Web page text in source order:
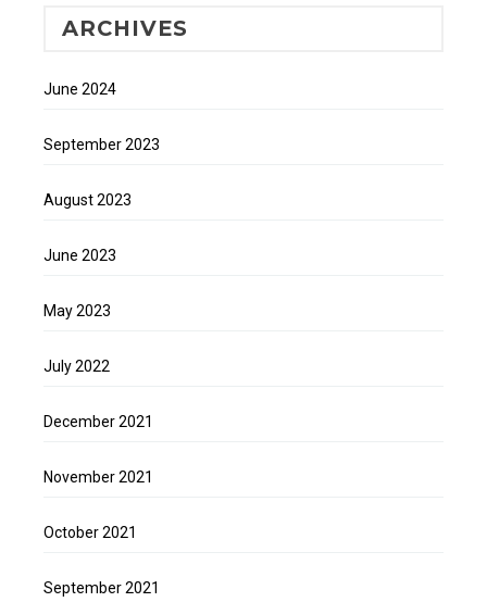
ARCHIVES
June 2024
September 2023
August 2023
June 2023
May 2023
July 2022
December 2021
November 2021
October 2021
September 2021